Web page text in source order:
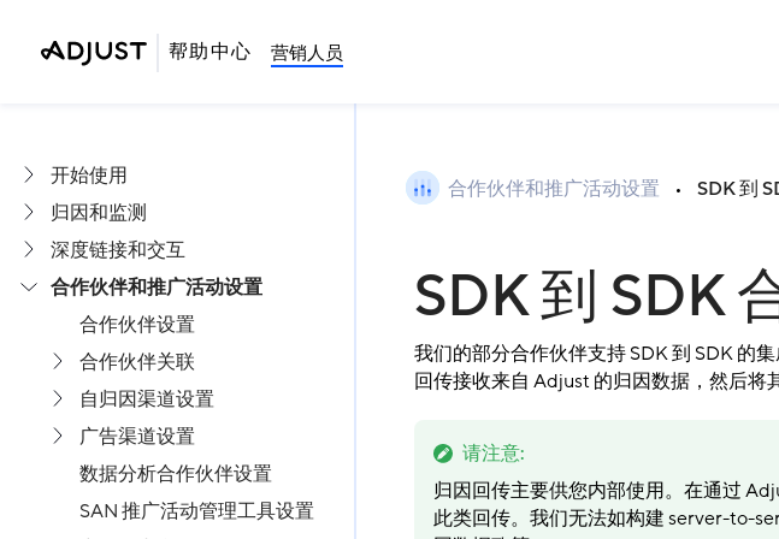
帮助中心 营销人员
开始使用
归因和监测
深度链接和交互
合作伙伴和推广活动设置
合作伙伴设置
合作伙伴关联
自归因渠道设置
广告渠道设置
数据分析合作伙伴设置
SAN 推广活动管理工具设置
合作伙伴和推广活动设置 • SDK 到
SDK 到 SDK
我们的部分合作伙伴支持 SDK 到 SDK 的
回传接收来自 Adjust 的归因数据，然后将
请注意:
归因回传主要供您内部使用。在通过
此类回传。我们无法如构建 server-to-